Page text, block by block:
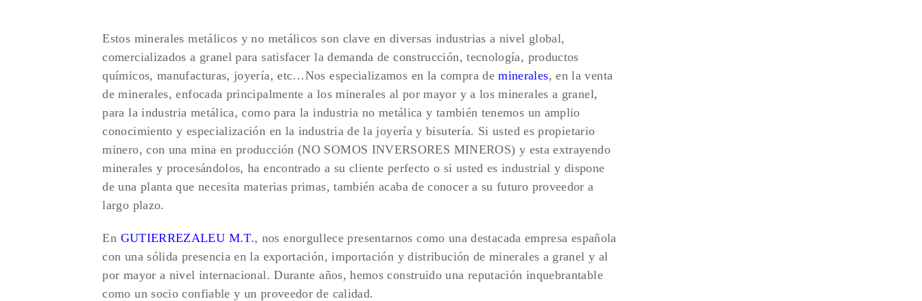
Estos minerales metálicos y no metálicos son clave en diversas industrias a nivel global,
comercializados a granel para satisfacer la demanda de construcción, tecnología, productos
químicos, manufacturas, joyería, etc…Nos especializamos en la compra deminerales, en la venta
de minerales, enfocada principalmente a los minerales al por mayor y a los minerales a granel,
para la industria metálica, como para la industria no metálica y también tenemos un amplio
conocimiento y especialización en la industria de la joyería y bisutería. Si usted es propietario
minero, con una mina en producción (NO SOMOS INVERSORES MINEROS) y esta extrayendo
minerales y procesándolos, ha encontrado a su cliente perfecto o si usted es industrial y dispone
de una planta que necesita materias primas, también acaba de conocer a su futuro proveedor a
largo plazo.
En GUTIERREZALEU M.T., nos enorgullece presentarnos como una destacada empresa española
con una sólida presencia en la exportación, importación y distribución de minerales a granel y al
por mayor a nivel internacional. Durante años, hemos construido una reputación inquebrantable
como un socio confiable y un proveedor de calidad.